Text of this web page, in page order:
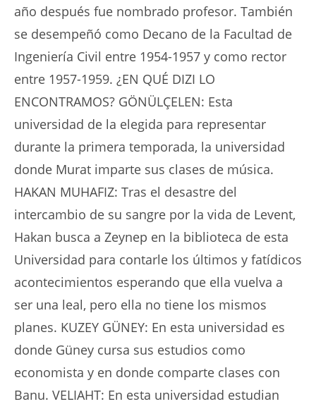
año después fue nombrado profesor. También
se desempeñó como Decano de la Facultad de
Ingeniería Civil entre 1954-1957 y como rector
entre 1957-1959. ¿EN QUÉ DIZI LO
ENCONTRAMOS? GÖNÜLÇELEN: Esta
universidad de la elegida para representar
durante la primera temporada, la universidad
donde Murat imparte sus clases de música.
HAKAN MUHAFIZ: Tras el desastre del
intercambio de su sangre por la vida de Levent,
Hakan busca a Zeynep en la biblioteca de esta
Universidad para contarle los últimos y fatídicos
acontecimientos esperando que ella vuelva a
ser una leal, pero ella no tiene los mismos
planes. KUZEY GÜNEY: En esta universidad es
donde Güney cursa sus estudios como
economista y en donde comparte clases con
Banu. VELIAHT: En esta universidad estudian